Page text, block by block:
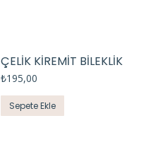
ÇELİK KİREMİT BİLEKLİK
₺195,00
Sepete Ekle